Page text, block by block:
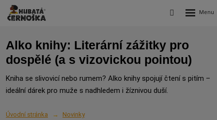
Vyhledávání
Rozbalení
Alko knihy: Literární zážitky pro
dospělé (a s vizovickou pointou)
Kniha se slivovicí nebo rumem? Alko knihy spojují čtení s pitím –
ideální dárek pro muže s nadhledem i žíznivou duší.
Úvodní stránka
Novinky